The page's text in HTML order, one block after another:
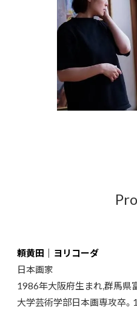
頼黄田｜ヨリコーダ
日本画家
1986年大阪府生まれ,群馬県
大学芸術学部日本画専攻卒。